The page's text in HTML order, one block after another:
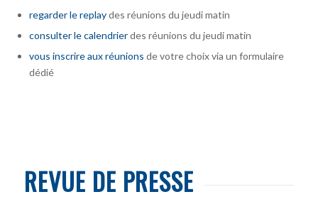
regarder le replaydes réunions du jeudi matin
consulter le calendrierdes réunions du jeudi matin
vous inscrire aux réunions de votre choix via un formulaire
dédié
REVUE DE PRESSE